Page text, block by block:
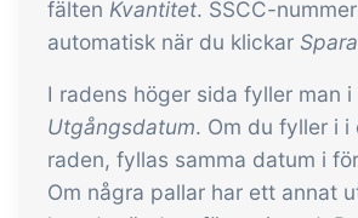
fälten Kvantitet. SSCC-
automatisk när du klickar
I radens höger sida fyller man i
Utgångsdatum. Om du fyller i i
raden, fyllas samma datum i
Om några pallar har ett annat